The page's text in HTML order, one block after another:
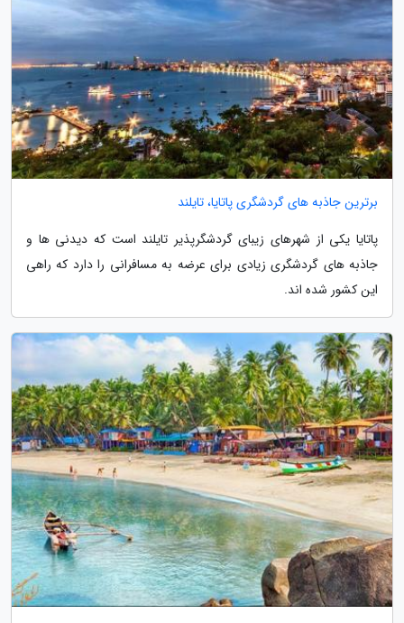
برترین جاذبه های گردشگری پاتایا، تایلند
پاتایا یکی از شهرهای زیبای گردشگرپذیر تایلند است که دیدنی ها و
جاذبه های گردشگری زیادی برای عرضه به مسافرانی را دارد که راهی
این کشور شده اند.